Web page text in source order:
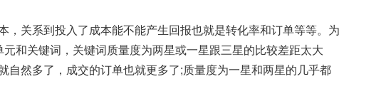
关系到投入了成本能不能产生回报也就是转化率和订单等等。为
和关键词，关键词质量度为两星或一星跟三星的比较差距太大
然多了，成交的订单也就更多了;质量度为一星和两星的几乎都